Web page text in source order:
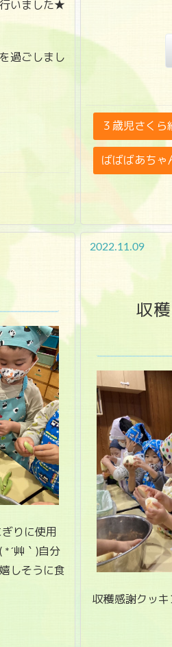
いました★
過ごしまし
３歳児さくら
ばばばあちゃ
りに使用
*´艸｀)自分
しそうに食
2022.11.09
収
収穫感謝クッキ